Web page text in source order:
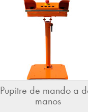
Pupitre de mando a
manos